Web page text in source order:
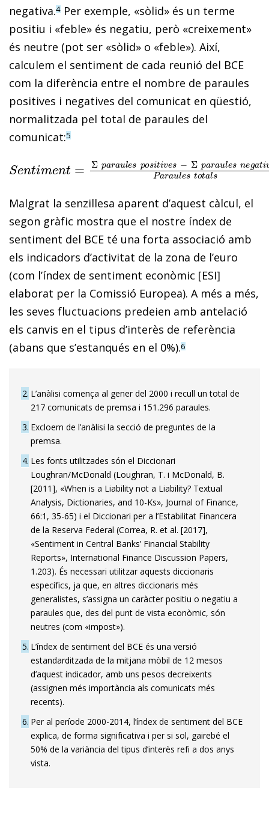
negativa.4 Per exemple, «sòlid» és un terme
positiu i «fe­­ble» és negatiu, però «creixement»
és neutre (pot ser «sòlid» o «feble»). Així,
calculem el sentiment de cada reunió del BCE
com la diferència entre el nombre de paraules
positives i negatives del comunicat en qüestió,
normalitzada pel total de paraules del
comunicat:5
Se t i t paraule spositi ve s−Σpara ules
Malgrat la senzillesa aparent d’aquest càlcul, el
segon gràfic mostra que el nostre índex de
sentiment del BCE té una forta associació amb
els indicadors d’activitat de la zona de l’euro
(com l’índex de sentiment econòmic [ESI]
elaborat per la Comissió Europea). A més a més,
les seves fluctuacions predeien amb antelació
els canvis en el tipus d’interès de referència
(abans que s’estanqués en el 0%).6
2 L’anàlisi comença al gener del 2000 i recull un total de
217 comunicats de premsa i 151.296 paraules.
3 Excloem de l’anàlisi la secció de preguntes de la
premsa.
4 Les fonts utilitzades són el Diccionari
Loughran/McDonald (Loughran, T. i McDonald, B.
[2011], «When is a Liability not a Liability? Textual
Analysis, Dictionaries, and 10-Ks», Journal of Finance,
66:1, 35-65) i el Diccionari per a l’Estabilitat Financera
de la Reserva Federal (Correa, R. et al. [2017],
«Sentiment in Central Banks’ Financial Stability
Reports», International Fi­­nance Discussion Papers,
1.203). És necessari utilitzar aquests diccionaris
específics, ja que, en altres diccionaris més
generalistes, s’assigna un caràcter positiu o negatiu a
paraules que, des del punt de vista econòmic, són
neutres (com «impost»).
5 L’índex de sentiment del BCE és una versió
estandarditzada de la mitjana mòbil de 12 mesos
d’aquest indicador, amb uns pesos decreixents
(assignen més importància als comunicats més
recents).
6 Per al període 2000-2014, l’índex de sentiment del BCE
explica, de forma significativa i per si sol, gairebé el
50% de la variància del tipus d’in­­te­­rès refi a dos anys
vista.